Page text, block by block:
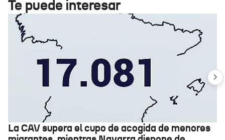
Te puede interesar
La CAV supera el cupo de acogida de menores